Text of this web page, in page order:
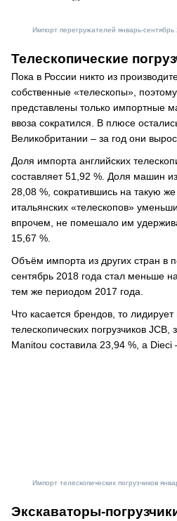
Импорт перегружателей январь-сентябрь
Телескопические
Пока в России никто из
собственные «телескопы»,
представлены только импортные
ввоза сократился. В плюсе
Великобритании – за год они
Доля импорта английских
составляет 51,92 %. Доля машин
28,08 %, сократившись на такую
итальянских «телескопов»
впрочем, не помешало им
15,67 %.
Объём импорта из других стран в
сентябрь 2018 года стал меньше
тем же периодом 2017 года.
Что касается брендов, то лидирует
телескопических погрузчиков
Manitou составила 23,94 %, а Dieci
Импорт телескопических погрузчиков
Экскаваторы-